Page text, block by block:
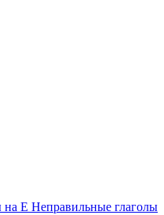
на E Неправильные глаголы